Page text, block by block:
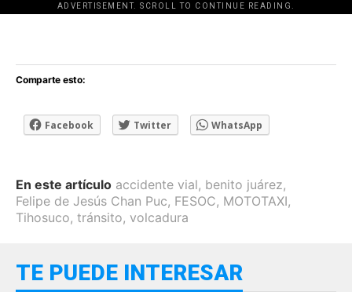
ADVERTISEMENT. SCROLL TO CONTINUE READING.
[adsforwp id="243463"]
Comparte esto:
Facebook Twitter WhatsApp
En este artículo accidente vial, benito juárez,
Felipe de Jesús Chan Puc, FESOC, MOTOTAXI,
Tihosuco, tránsito, volcadura
TE PUEDE INTERESAR